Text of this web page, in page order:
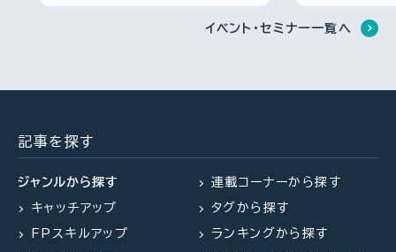
【年金】“年金相談のリアル”
「扶養を外れて社会保険料を払
みに答える（菅野美和子氏）
FPトレンドウォッチ 2026.07.30
い 飛行機搭乗時の新ルール
イアしたい！老後資金は大丈
【価値観を知る】戸建てVS.マン
適解
イベント・セミナー一覧へ
記事を探す
ジャンルから探す
キャッチアップ
FPスキルアップ
連載コーナーから探す
タグから探す
ランキングから探す